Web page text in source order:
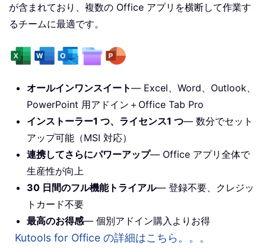
が含まれており、複数の Office アプリを横断して作業す
るチームに最適です。
オールインワンスイート— Excel、Word、Outlook、
PowerPoint 用アドイン＋Office Tab Pro
インストーラー1 つ、ライセンス1 つ— 数分でセット
アップ可能（MSI 対応）
連携してさらにパワーアップ— Office アプリ全体で
生産性が向上
30 日間のフル機能トライアル— 登録不要、クレジッ
トカード不要
最高のお得感— 個別アドイン購入よりお得
Kutools for Office の詳細はこちら。。。